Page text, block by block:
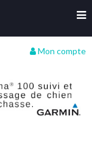
Mon compte